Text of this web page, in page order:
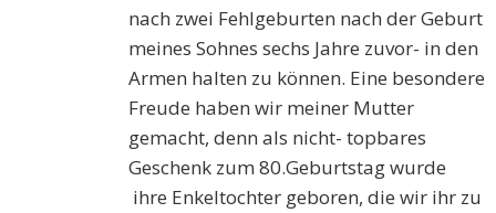
nach zwei Fehlgeburten nach der Geburt
meines Sohnes sechs Jahre zuvor- in den
Armen halten zu können. Eine besondere
Freude haben wir meiner Mutter
gemacht, denn als nicht- topbares
Geschenk zum 80.Geburtstag wurde
ihre Enkeltochter geboren, die wir ihr zu